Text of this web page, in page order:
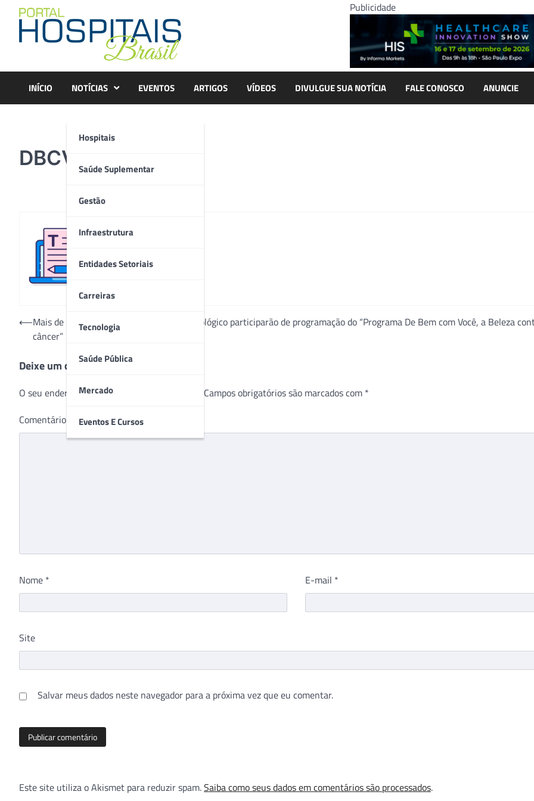
content
Publicidade
INÍCIO NOTÍCIAS
Hospitais
Saúde Suplementar
Gestão
Infraestrutura
Entidades Setoriais
Carreiras
Tecnologia
Saúde Pública
Mercado
Eventos E Cursos
EVENTOS ARTIGOS VÍDEOS DIVULGUE SUA NOTÍCIA FALE CONOSCO ANUNCIE
DBCV_Arte
Navegação
Post
⟵Mais de mil mulheres em tratamento oncológico participarão de programação do “Programa De Bem com Você, a Beleza
câncer”
Deixe um comentário
O seu endereço de e-mail não será publicado. Campos obrigatórios são marcados com *
Comentário
Nome * E-mail *
Site
Salvar meus dados neste navegador para a próxima vez que eu comentar.
Este site utiliza o Akismet para reduzir spam.Saiba como seus dados em comentários são processados.